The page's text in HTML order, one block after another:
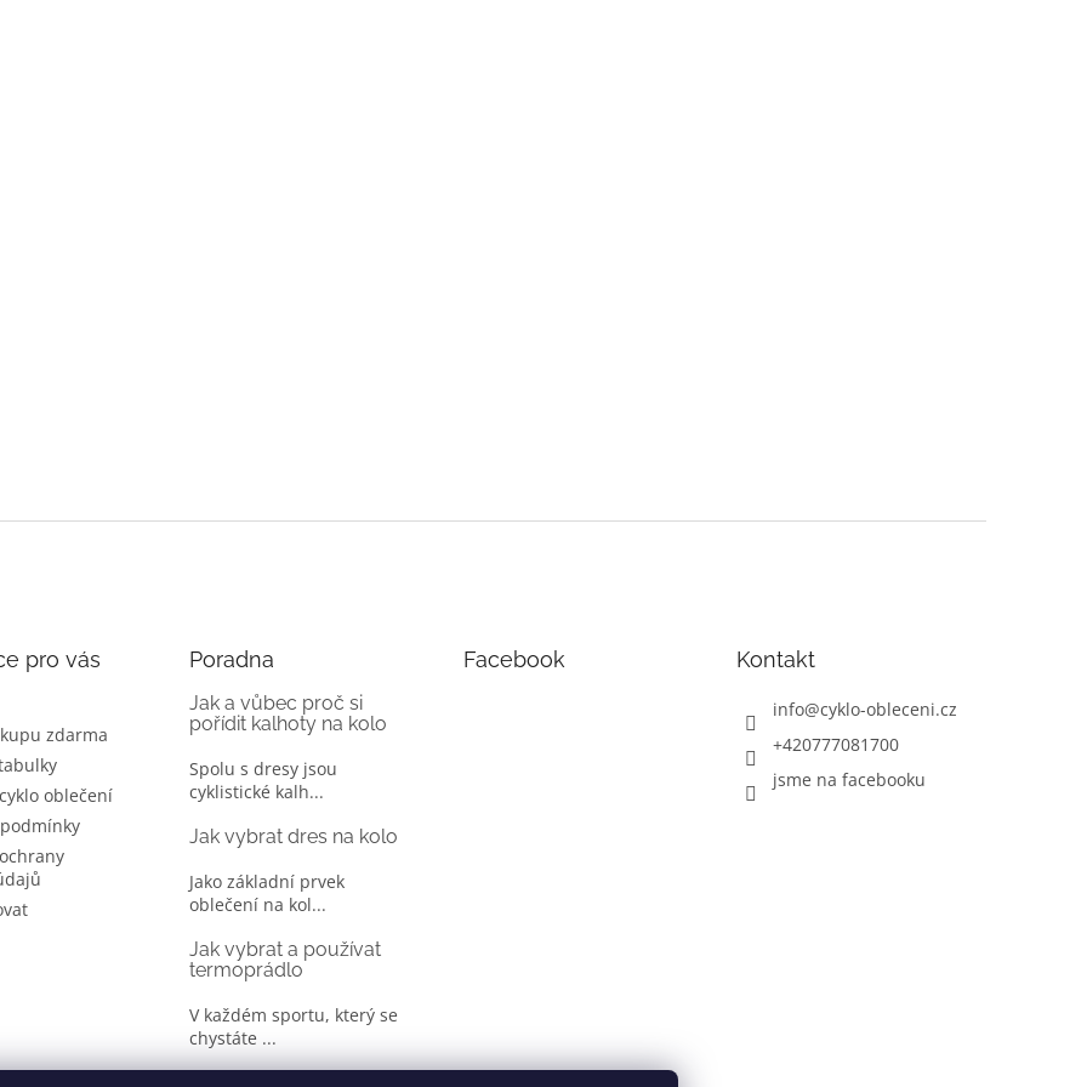
pro vás
zdarma
oblečení
Poradna
Jak a vůbec proč si
pořídit kalhoty na kolo
Spolu s dresy jsou
cyklistické kalh...
Jak vybrat dres na kolo
Jako základní prvek
oblečení na kol...
Jak vybrat a používat
termoprádlo
V každém sportu, který se
chystáte ...
Facebook Kontakt
info@cyklo-obleceni.cz
+420777081700
jsme na facebooku